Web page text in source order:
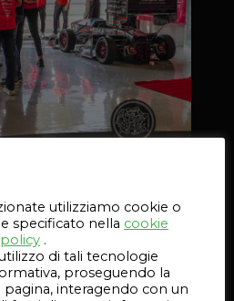
utilizziamo cookie o
specificato nella cookie
.
di tali tecnologie
proseguendo la
pagina, interagendo con un